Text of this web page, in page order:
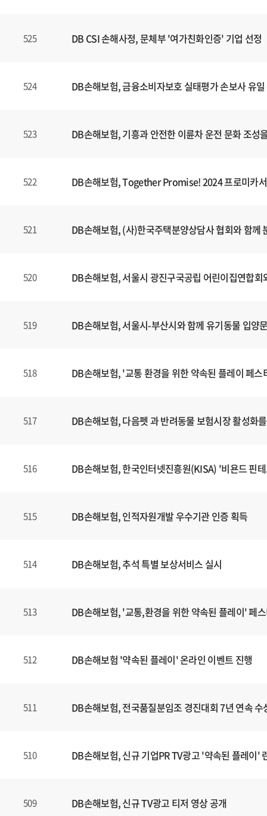
525 DB CSI 손해사정, 문체부 '여가친화인증' 기업 선정
524 DB손해보험, 금융소비자보호 실태평가 손보사 유
523 DB손해보험, 기흥과 안전한 이륜차 운전 문화 조성
522 DB손해보험, Together Promise! 2024 프로미카
521 DB손해보험, (사)한국주택분양상담사 협회와 함께
520 DB손해보험, 서울시 광진구국공립 어린이집연합
519 DB손해보험, 서울시-부산시와 함께 유기동물 입양
518 DB손해보험, '교통 환경을 위한 약속된 플레이 페
517 DB손해보험, 다음펫 과 반려동물 보험시장 활성화
516 DB손해보험, 한국인터넷진흥원(KISA) '비욘드 핀
515 DB손해보험, 인적자원개발 우수기관 인증 획득
514 DB손해보험, 추석 특별 보상서비스 실시
513 DB손해보험, '교통,환경을 위한 약속된 플레이' 페
512 DB손해보험 '약속된 플레이' 온라인 이벤트 진행
511 DB손해보험, 전국품질분임조 경진대회 7년 연속 수
510 DB손해보험, 신규 기업PR TV광고 '약속된 플레이'
509 DB손해보험, 신규 TV광고 티저 영상 공개